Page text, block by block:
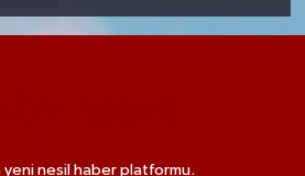
yeni nesil haber platformu.